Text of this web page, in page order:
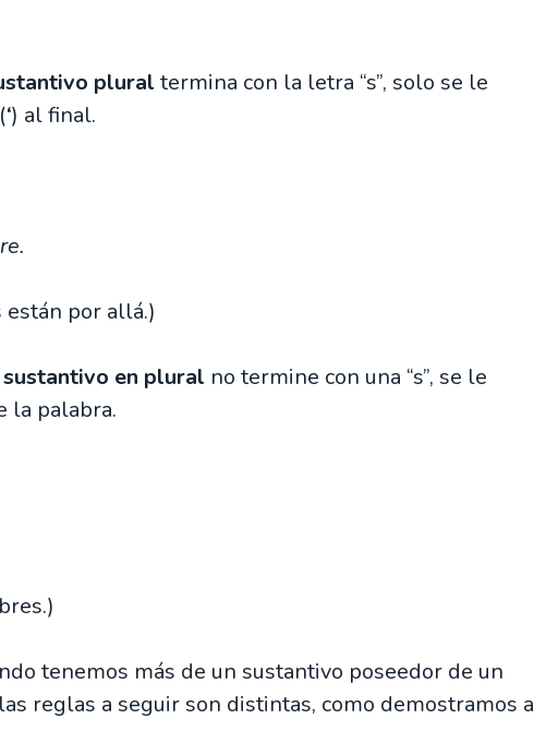
plural termina con la letra “s”, solo se le
‘) al final.
por allá.)
sustantivo en plural no termine con una “s”, se le
la palabra.
tenemos más de un sustantivo poseedor de un
reglas a seguir son distintas, como demostramos a